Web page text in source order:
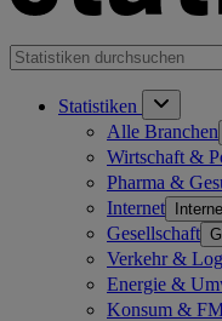
Statistiken
Alle Branchen
Wirtschaft &
Pharma &
Internet
Gesellschaft
Verkehr &
Energie &
Konsum &